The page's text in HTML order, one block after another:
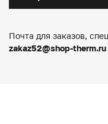
Почта для заказов,
zakaz52@shop-therm.ru